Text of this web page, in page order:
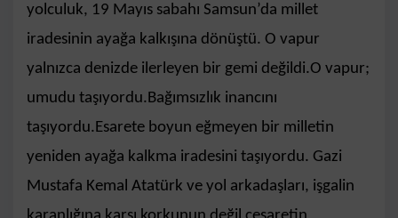
yolculuk, 19 Mayıs sabahı Samsun’da millet
iradesinin ayağa kalkışına dönüştü. O vapur
yalnızca denizde ilerleyen bir gemi değildi.O vapur;
umudu taşıyordu.Bağımsızlık inancını
taşıyordu.Esarete boyun eğmeyen bir milletin
yeniden ayağa kalkma iradesini taşıyordu. Gazi
Mustafa Kemal Atatürk ve yol arkadaşları, işgalin